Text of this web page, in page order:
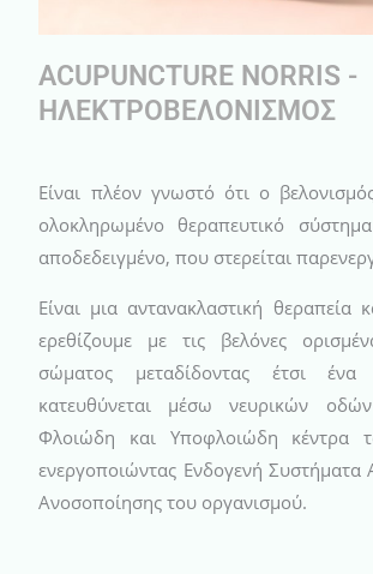
ACUPUNCTURE NORRIS -
ΗΛΕΚΤΡΟΒΕΛΟΝΙΣΜΟΣ
Είναι πλέον γνωστό ότι ο
ολοκληρωμένο θεραπευτικό σύστημα
αποδεδειγμένο, που στερείται
Είναι μια αντανακλαστική θεραπεία
ερεθίζουμε με τις βελόνες
σώματος μεταδίδοντας έτσι
κατευθύνεται μέσω νευρικών
Φλοιώδη και Υποφλοιώδη κέντρα
ενεργοποιώντας Ενδογενή Συστήματα
Ανοσοποίησης του οργανισμού.